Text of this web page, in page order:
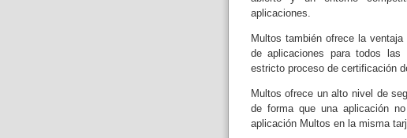
aplicaciones.
Multos también ofrece la
de aplicaciones para todos
estricto proceso de certificación
Multos ofrece un alto nivel de
de forma que una aplicación
aplicación Multos en la misma